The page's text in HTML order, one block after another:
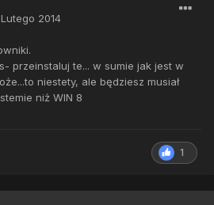
2014
przeinstaluj te... w sumie jak jest w
niestety, ale będziesz musiał
niż WIN 8
1